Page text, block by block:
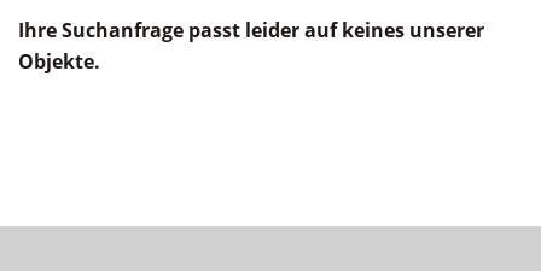
Ihre Suchanfrage passt leider auf keines unserer
Objekte.